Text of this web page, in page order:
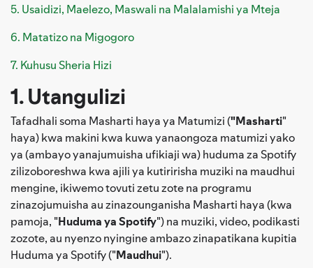
5. Usaidizi, Maelezo, Maswali na Malalamishi ya Mteja
6. Matatizo na Migogoro
7. Kuhusu Sheria Hizi
1. Utangulizi
Tafadhali soma Masharti haya ya Matumizi ("Masharti"
haya) kwa makini kwa kuwa yanaongoza matumizi yako
ya (ambayo yanajumuisha ufikiaji wa) huduma za Spotify
zilizoboreshwa kwa ajili ya kutiririsha muziki na maudhui
mengine, ikiwemo tovuti zetu zote na programu
zinazojumuisha au zinazounganisha Masharti haya (kwa
pamoja, "Huduma ya Spotify") na muziki, video, podikasti
zozote, au nyenzo nyingine ambazo zinapatikana kupitia
Huduma ya Spotify ("Maudhui").